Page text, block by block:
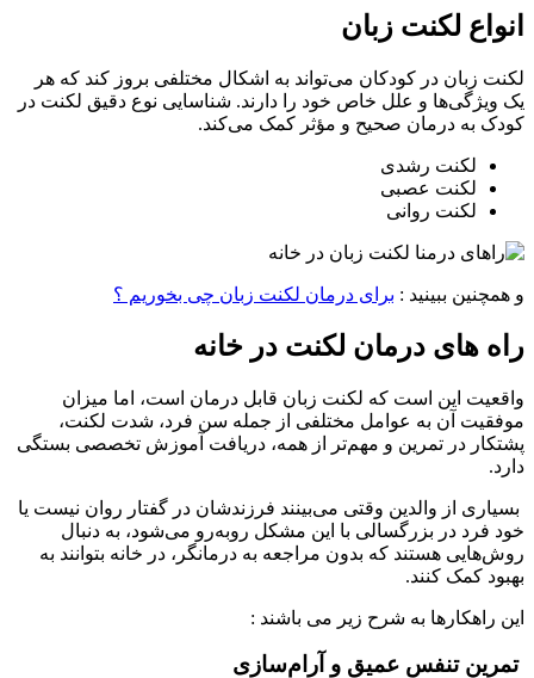
انواع لکنت زبان
لکنت زبان در کودکان می‌تواند به اشکال مختلفی بروز کند که هر
یک ویژگی‌ها و علل خاص خود را دارند. شناسایی نوع دقیق لکنت در
کودک به درمان صحیح و مؤثر کمک می‌کند.
لکنت رشدی
لکنت عصبی
لکنت روانی
و همچنین ببینید : برای درمان لکنت زبان چی بخوریم ؟
راه های درمان لکنت در خانه
واقعیت این است که لکنت زبان قابل درمان است، اما میزان
موفقیت آن به عوامل مختلفی از جمله سن فرد، شدت لکنت،
پشتکار در تمرین و مهم‌تر از همه، دریافت آموزش تخصصی بستگی
دارد.
بسیاری از والدین وقتی می‌بینند فرزندشان در گفتار روان نیست یا
خود فرد در بزرگسالی با این مشکل روبه‌رو می‌شود، به دنبال
روش‌هایی هستند که بدون مراجعه به درمانگر، در خانه بتوانند به
بهبود کمک کنند.
این راهکارها به شرح زیر می باشند :
تمرین تنفس عمیق و آرام‌سازی